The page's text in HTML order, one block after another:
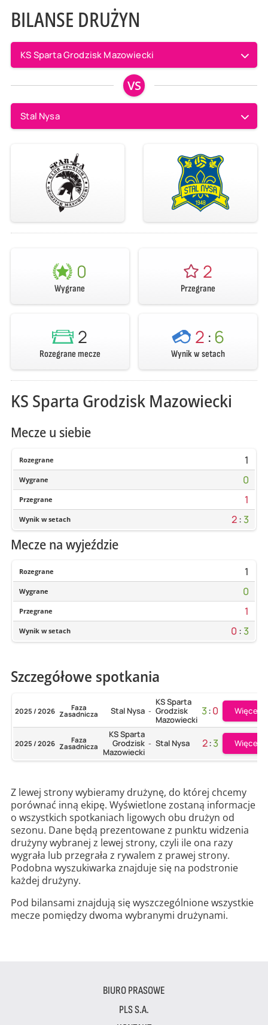
BILANSE DRUŻYN
KS Sparta Grodzisk Mazowiecki
VS
Stal Nysa
0
Wygrane
2
Przegrane
2
Rozegrane mecze
2 : 6
Wynik w setach
KS Sparta Grodzisk Mazowiecki
Mecze u siebie
Rozegrane 1
Wygrane 0
Przegrane 1
Wynik w setach 2: 3
Mecze na wyjeździe
Rozegrane 1
Wygrane 0
Przegrane 1
Wynik w setach 0 : 3
Szczegółowe spotkania
2025 / 2026 Faza
Zasadnicza Stal Nysa -
KS Sparta
Grodzisk
Mazowiecki
3:0 Więcej
2025 / 2026 Faza
Zasadnicza
KS Sparta
Grodzisk
Mazowiecki
- Stal Nysa 2:3 Więcej
Z lewej strony wybieramy drużynę, do której chcemy
porównać inną ekipę. Wyświetlone zostaną informacje
o wszystkich spotkaniach ligowych obu drużyn od
sezonu. Dane będą prezentowane z punktu widzenia
drużyny wybranej z lewej strony, czyli ile ona razy
wygrała lub przegrała z rywalem z prawej strony.
Podobna wyszukiwarka znajduje się na podstronie
każdej drużyny.
Pod bilansami znajdują się wyszczególnione wszystkie
mecze pomiędzy dwoma wybranymi drużynami.
BIURO PRASOWE
PLS S.A.